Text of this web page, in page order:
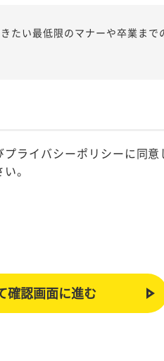
たい最低限のマナーや卒業ま
ライバシーポリシーに同意
。